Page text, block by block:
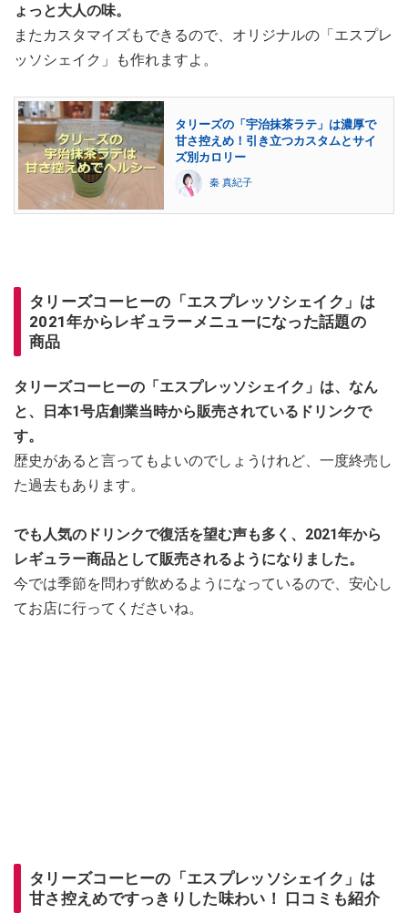
ょっと大人の味。
またカスタマイズもできるので、オリジナルの「エスプレ
ッソシェイク」も作れますよ。
タリーズの「宇治抹茶ラテ」は濃厚で
甘さ控えめ！引き立つカスタムとサイ
ズ別カロリー
秦 真紀子
タリーズコーヒーの「エスプレッソシェイク」は
2021年からレギュラーメニューになった話題の
商品
タリーズコーヒーの「エスプレッソシェイク」は、なん
と、日本1号店創業当時から販売されているドリンクで
す。
歴史があると言ってもよいのでしょうけれど、一度終売し
た過去もあります。
でも人気のドリンクで復活を望む声も多く、2021年から
レギュラー商品として販売されるようになりました。
今では季節を問わず飲めるようになっているので、安心し
てお店に行ってくださいね。
タリーズコーヒーの「エスプレッソシェイク」は
甘さ控えめですっきりした味わい！ 口コミも紹介